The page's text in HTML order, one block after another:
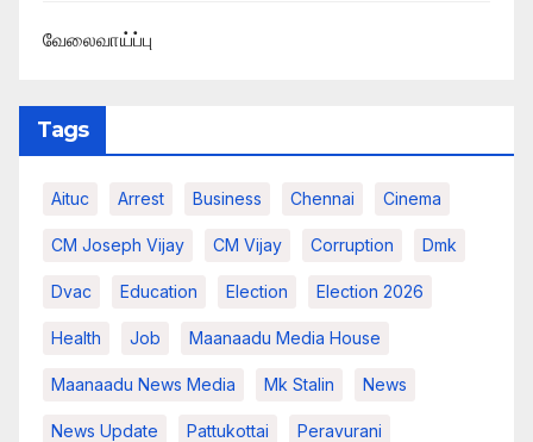
வேலைவாய்ப்பு
Tags
Aituc Arrest Business Chennai Cinema
CM Joseph Vijay CM Vijay Corruption Dmk
Dvac Education Election Election 2026
Health Job Maanaadu Media House
Maanaadu News Media Mk Stalin News
News Update Pattukottai Peravurani